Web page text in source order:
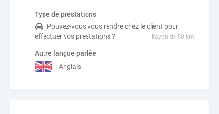
Type de prestations
Pouvez-vous vous rendre chez le client pour
effectuer vos prestations ?
Rayon de 50 km
Autre langue parlée
Anglais